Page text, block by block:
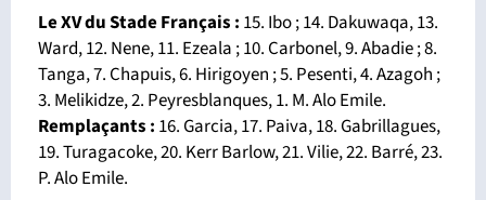
Le XV du Stade Français : 15. Ibo ; 14. Dakuwaqa, 13.
Ward, 12. Nene, 11. Ezeala ; 10. Carbonel, 9. Abadie ; 8.
Tanga, 7. Chapuis, 6. Hirigoyen ; 5. Pesenti, 4. Azagoh ;
3. Melikidze, 2. Peyresblanques, 1. M. Alo Emile.
Remplaçants : 16. Garcia, 17. Paiva, 18. Gabrillagues,
19. Turagacoke, 20. Kerr Barlow, 21. Vilie, 22. Barré, 23.
P. Alo Emile.